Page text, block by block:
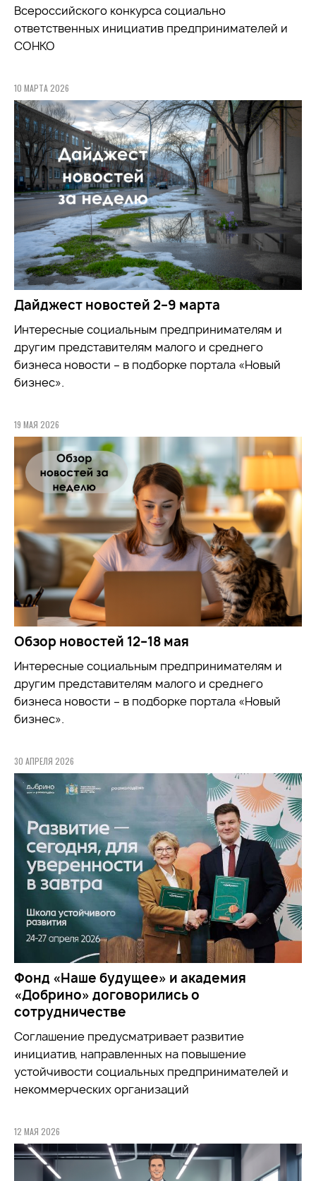
Всероссийского конкурса социально
ответственных инициатив предпринимателей и
СОНКО
10 МАРТА 2026
Дайджест новостей 2–9 марта
Интересные социальным предпринимателям и
другим представителям малого и среднего
бизнеса новости – в подборке портала «Новый
бизнес».
19 МАЯ 2026
Обзор новостей 12–18 мая
Интересные социальным предпринимателям и
другим представителям малого и среднего
бизнеса новости – в подборке портала «Новый
бизнес».
30 АПРЕЛЯ 2026
Фонд «Наше будущее» и академия
«Добрино» договорились о
сотрудничестве
Соглашение предусматривает развитие
инициатив, направленных на повышение
устойчивости социальных предпринимателей и
некоммерческих организаций
12 МАЯ 2026